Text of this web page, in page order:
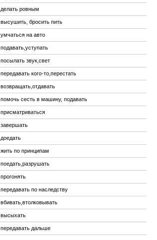
делать ровным
высушить, бросить пить
умчаться на авто
подавать,уступать
посылать звук,свет
передавать кого-то,перестать
возвращать,отдавать
помочь сесть в машину, подавать
присматриваться
завершать
доедать
жить по принципам
поедать,разрушать
прогонять
передавать по наследству
вбивать,втолковывать
высыхать
передавать дальше